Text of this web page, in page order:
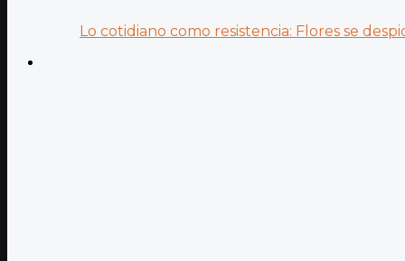
Lo cotidiano como resistencia: Flores se